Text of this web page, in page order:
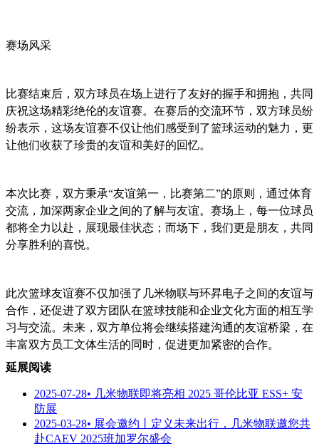
赛场风采
比赛结束后，双方球员在场上进行了友好的握手和拥抱，共同
庆祝这场精彩绝伦的友谊赛。在赛后的交流环节，双方球员纷
纷表示，这场友谊赛不仅让他们感受到了篮球运动的魅力，更
让他们收获了珍贵的友谊和美好的回忆。
本次比赛，双方秉承“友谊第一，比赛第二”的原则，通过体育
交流，加深两家企业之间的了解与友谊。赛场上，每一位球员
都将全力以赴，展现最佳状态；而场下，我们更是朋友，共同
分享胜利的喜悦。
此次篮球友谊赛不仅加强了几米物联与环昇电子之间的友谊与
合作，还促进了双方团队在篮球技能和企业文化方面的相互学
习与交流。未来，双方单位将会继续搭建沟通的友谊桥梁，在
丰富双方员工文体生活的同时，促进更加紧密的合作。
延展阅读
2025-07-28• 几米物联即将亮相 2025 哥伦比亚 ESS+ 安
防展
2025-03-28• 展会邀约丨定义未来出行，几米物联邀您共
赴CAEV 2025班加罗尔盛会